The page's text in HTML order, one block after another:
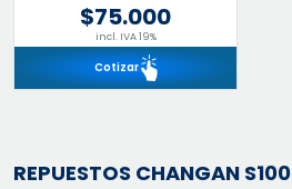
$75.000
incl. IVA 19%
Cotizar
REPUESTOS CHANGAN S100